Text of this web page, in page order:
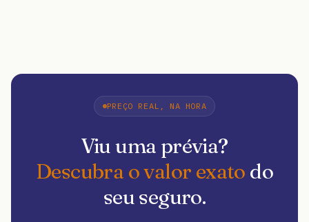
PREÇO REAL, NA HORA
Viu uma prévia?
Descubra o valor exato do
seu seguro.